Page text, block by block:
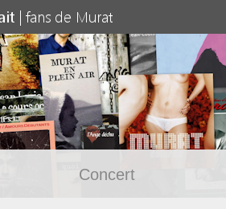
Concert